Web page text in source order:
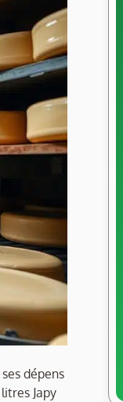
dépens
Japy